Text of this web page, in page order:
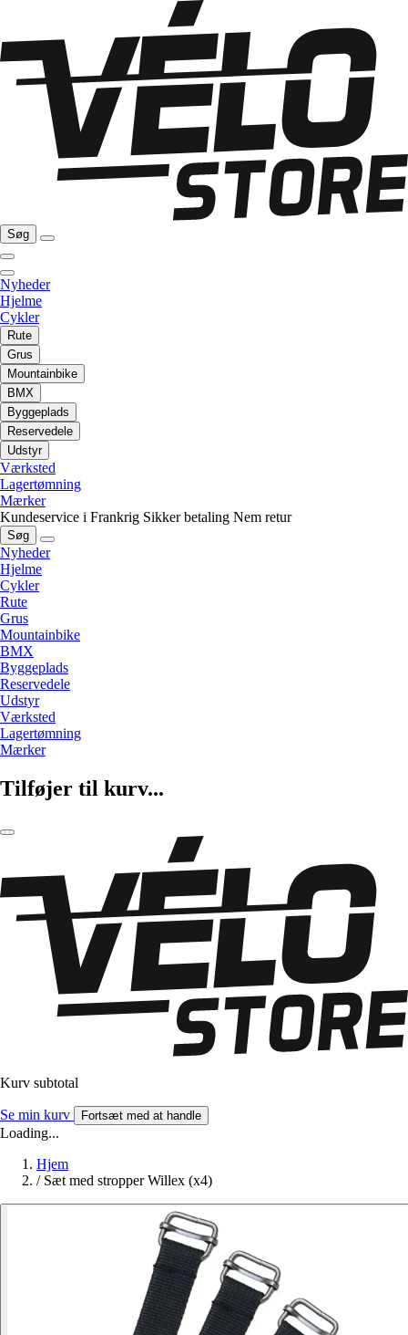
Søg
Nyheder
Hjelme
Cykler
Rute
Grus
Mountainbike
BMX
Byggeplads
Reservedele
Udstyr
Værksted
Lagertømning
Mærker
Kundeservice i Frankrig Sikker betaling Nem retur
Søg
Nyheder
Hjelme
Cykler
Rute
Grus
Mountainbike
BMX
Byggeplads
Reservedele
Udstyr
Værksted
Lagertømning
Mærker
Tilføjer til kurv...
Kurv subtotal
Se min kurv Fortsæt med at handle
Loading...
Hjem
/ Sæt med stropper Willex (x4)